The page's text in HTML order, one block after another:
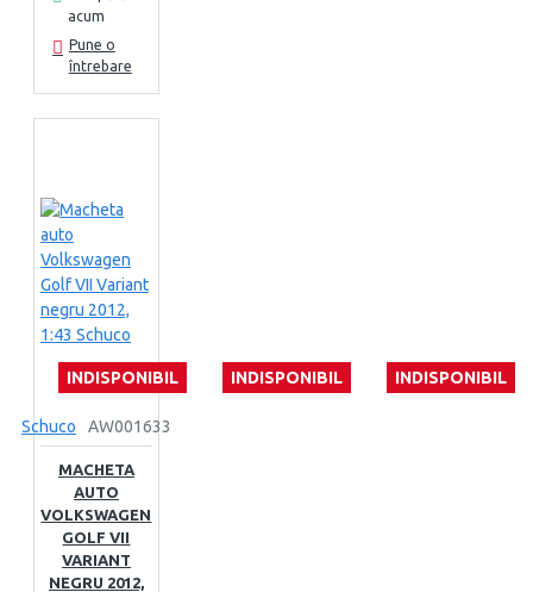
acum
Pune o
întrebare
INDISPONIBIL INDISPONIBIL INDISPONIBIL
Schuco AW001633
MACHETA
AUTO
VOLKSWAGEN
GOLF VII
VARIANT
NEGRU 2012,